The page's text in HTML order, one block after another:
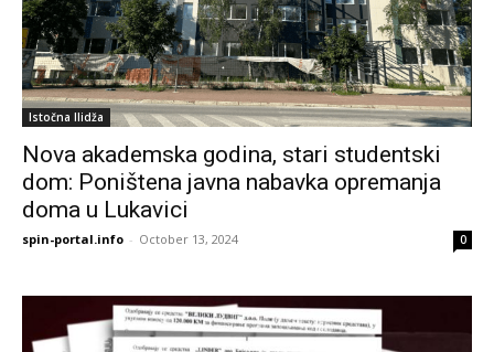
Istočna Ilidža
Nova akademska godina, stari studentski
dom: Poništena javna nabavka opremanja
doma u Lukavici
spin-portal.info - October 13, 2024 0